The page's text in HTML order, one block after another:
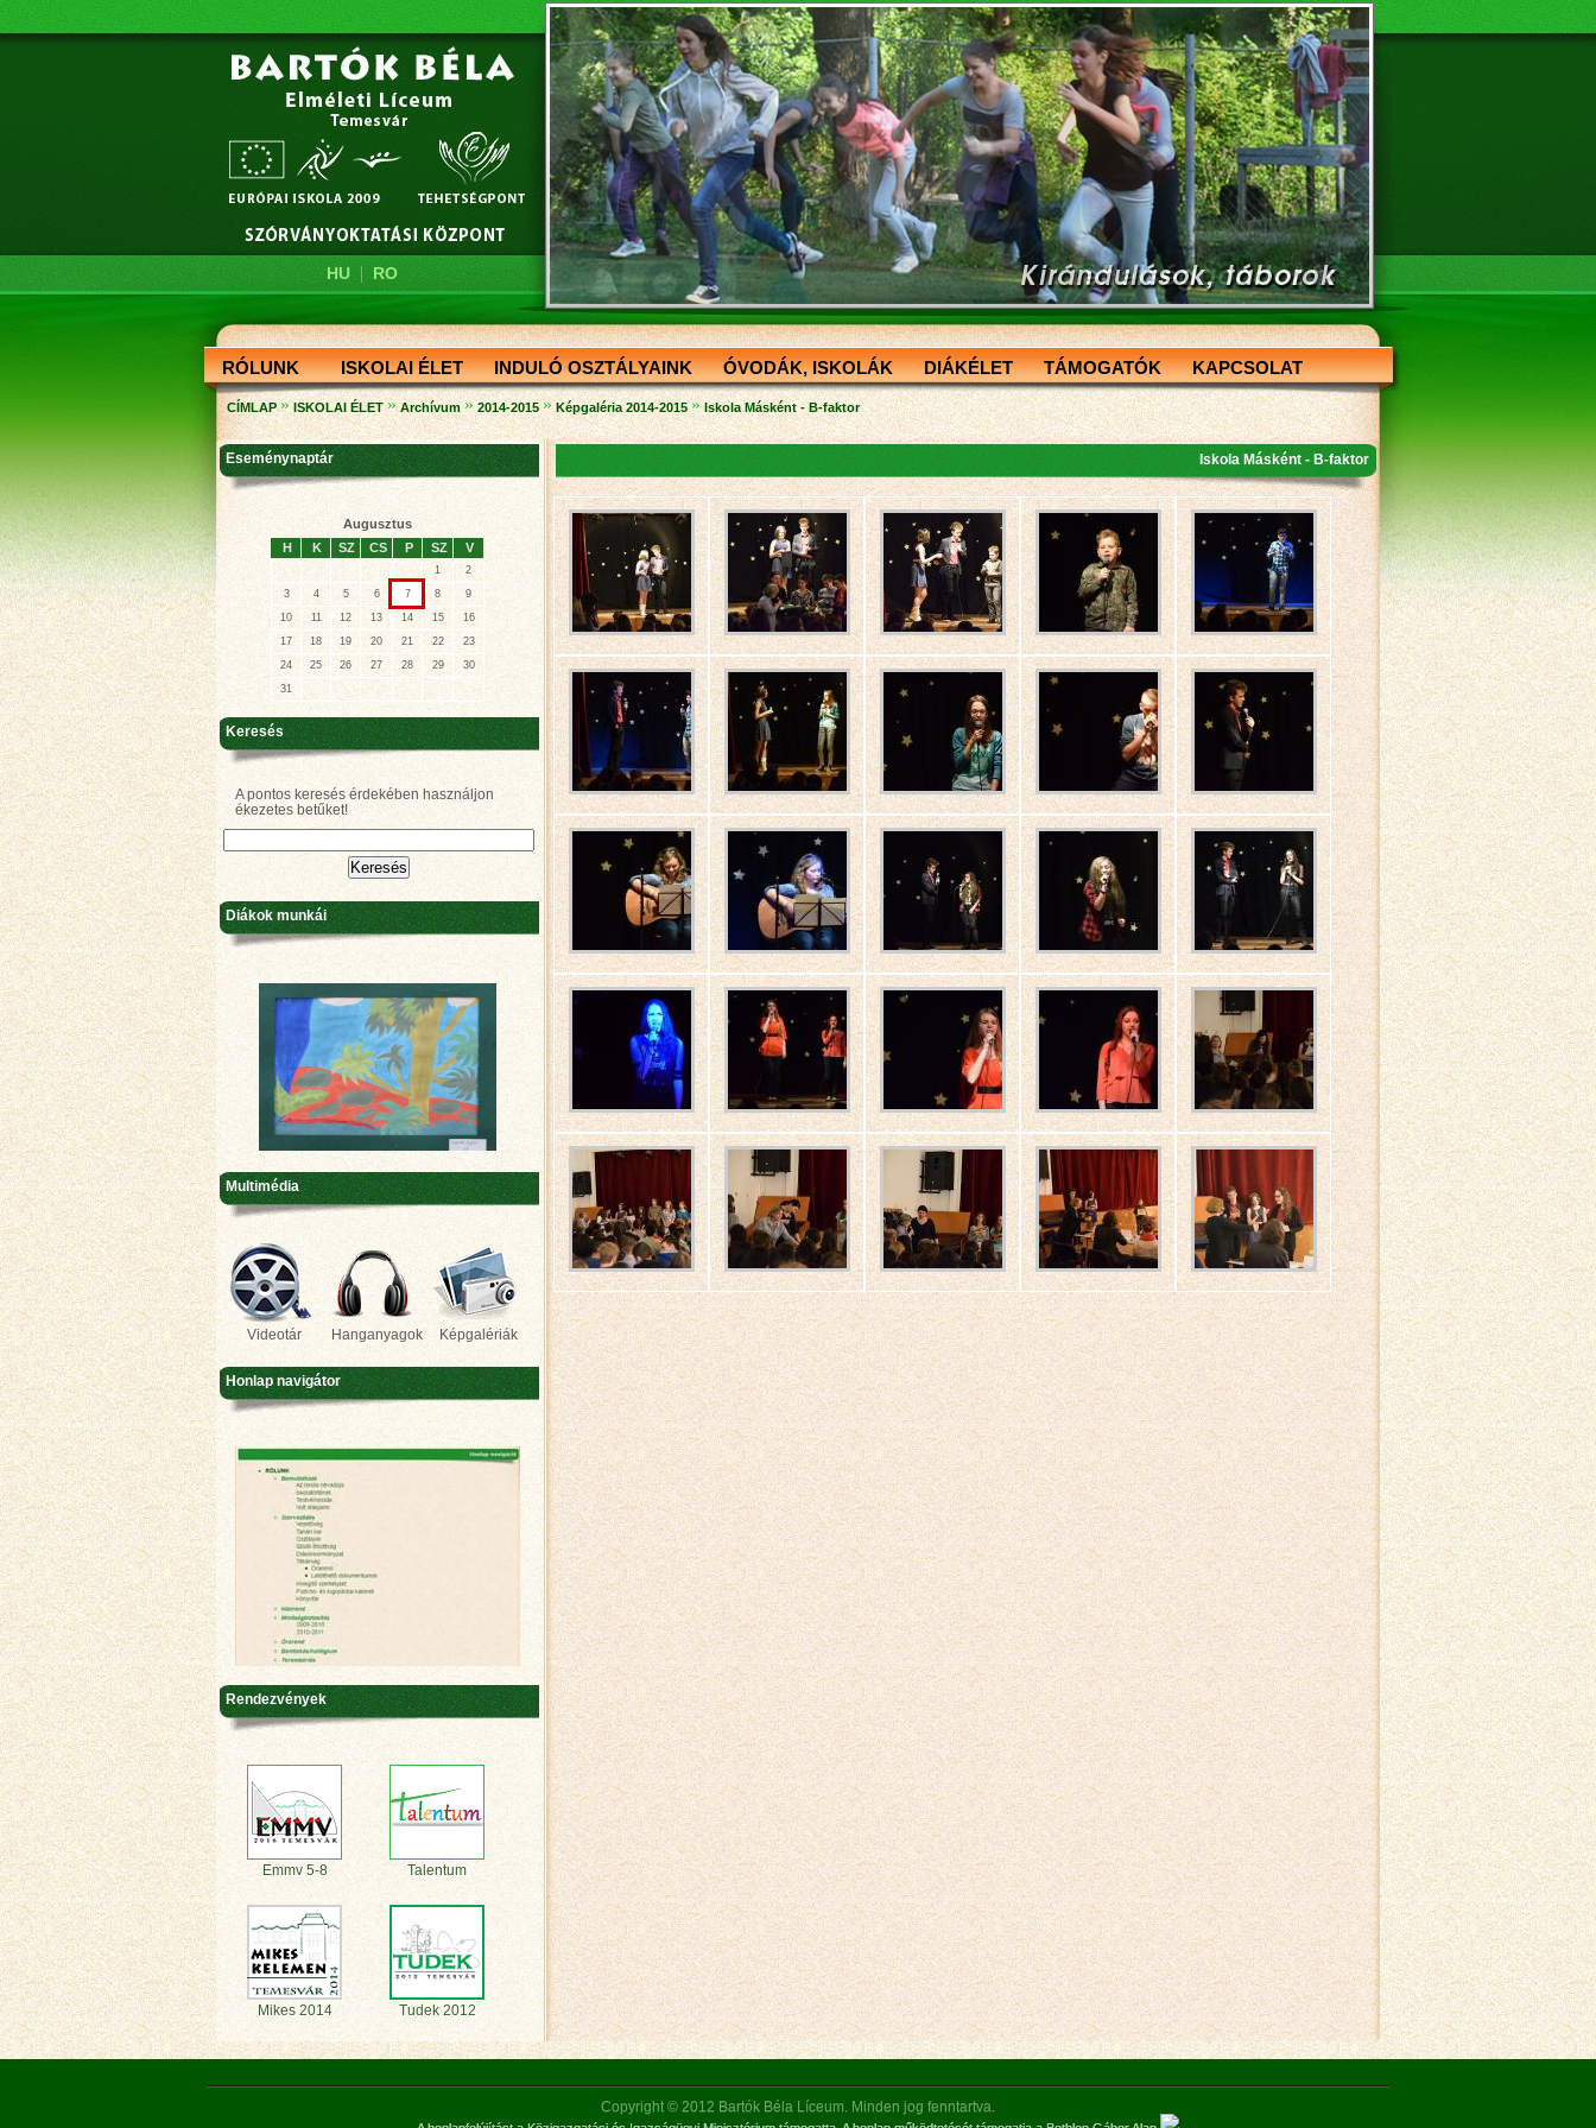
HU| RO
RÓLUNK ISKOLAI ÉLET INDULÓ OSZTÁLYAINK ÓVODÁK, ISKOLÁK DIÁKÉLET TÁMOGATÓK KAPCSOLAT
CÍMLAP » ISKOLAI ÉLET » Archívum » 2014-2015 » Képgaléria 2014-2015 » Iskola Másként - B-faktor
Iskola Másként - B-faktor
Eseménynaptár
Augusztus
H
K SZ CS P SZ V
1
2
3
4 5 6 7 8
9
10
11 12 13 14 15
16
17
18 19 20 21 22
23
24
25 26 27 28 29
30
31
Keresés
A pontos keresés érdekében használjon
ékezetes betűket!
Diákok munkái
Multimédia
Videotár Hanganyagok Képgalériák
Honlap navigátor
Rendezvények
Emmv 5-8 Talentum
Mikes 2014 Tudek 2012
Copyright © 2012 Bartók Béla Líceum. Minden jog fenntartva.